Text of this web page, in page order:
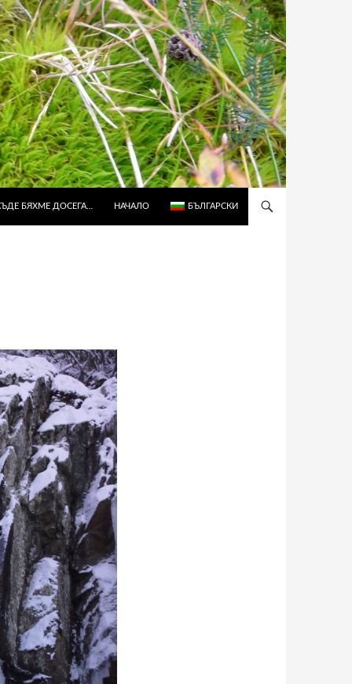
БЯХМЕ ДОСЕГА… НАЧАЛО БЪЛГАРСКИ